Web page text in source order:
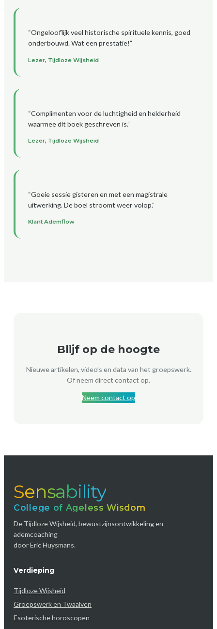
“Ongelooflijk veel historische spirituele kennis, goed
onderbouwd. Wat een prestatie!”
Lezer, Tijdloze Wijsheid
“Complimenten voor de luchtigheid en helderheid
waarmee dit boek geschreven is.”
Lezer, Tijdloze Wijsheid
“Goeie sessie gisteren en met een magistrale
uitwerking. De boel stroomt weer volop.”
Klant Ademflow
Blijf op de hoogte
Nieuwe artikelen, video’s en data van het groepswerk.
Of neem direct contact op.
Neem contact op
Sensability
College of Ageless Wisdom
De Tijdloze Wijsheid, bewustzijnsontwikkeling en
ademcoaching
door Eric Huysmans.
Verdieping
Tijdloze Wijsheid
Groepswerk en Twaalven
Esoterische horoscopen